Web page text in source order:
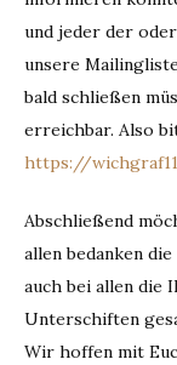
und jeder der
unsere
bald schließen
erreichbar. Also
https://
Abschließend
allen bedanken
auch bei allen die
Unterschiften
Wir hoffen mit